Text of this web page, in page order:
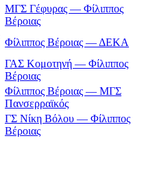
ΜΓΣ Γέφυρας — Φίλιππος
Βέροιας
Φίλιππος Βέροιας — ΔΕΚΑ
ΓΑΣ Κομοτηνή — Φίλιππος
Βέροιας
Φίλιππος Βέροιας — ΜΓΣ
Πανσερραϊκός
ΓΣ Νίκη Βόλου — Φίλιππος
Βέροιας